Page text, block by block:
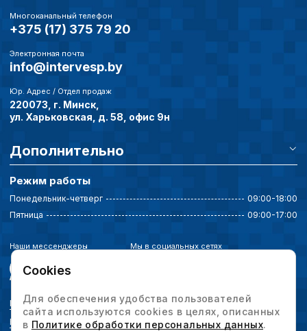
Многоканальный телефон
+375 (17) 375 79 20
Электронная почта
info@intervesp.by
Юр. Адрес / Отдел продаж
220073, г. Минск,
ул. Харьковская, д. 58, офис 9н
Дополнительно
Режим работы
Понедельник-четверг
09:00-18:00
Пятница
09:00-17:00
Наши мессенджеры Мы в социальных сетях
Политика конфиденциальности
Выбор настроек cookie
Cookies
Для обеспечения удобства пользователей
сайта используются cookies в целях, описанных
в Политике обработки персональных данных.